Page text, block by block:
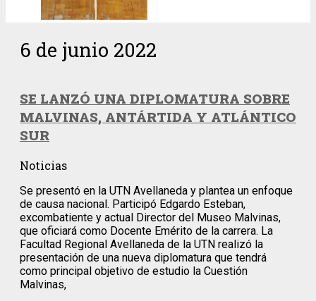
6 de junio 2022
SE LANZÓ UNA DIPLOMATURA SOBRE
MALVINAS, ANTÁRTIDA Y ATLÁNTICO
SUR
Noticias
Se presentó en la UTN Avellaneda y plantea un enfoque
de causa nacional. Participó Edgardo Esteban,
excombatiente y actual Director del Museo Malvinas,
que oficiará como Docente Emérito de la carrera. La
Facultad Regional Avellaneda de la UTN realizó la
presentación de una nueva diplomatura que tendrá
como principal objetivo de estudio la Cuestión
Malvinas,